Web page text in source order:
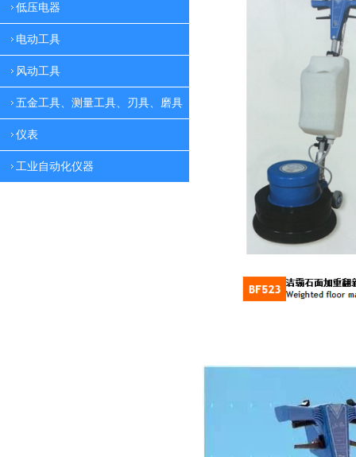
低压电器
电动工具
风动工具
五金工具、测量工具、刃具、磨具
仪表
工业自动化仪器